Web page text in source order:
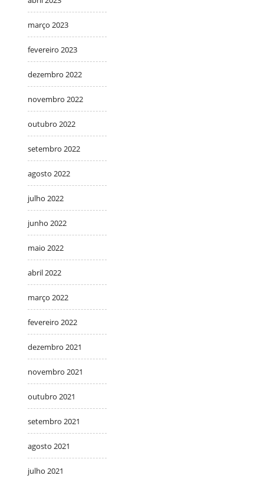
março 2023
fevereiro 2023
dezembro 2022
novembro 2022
outubro 2022
setembro 2022
agosto 2022
julho 2022
junho 2022
maio 2022
abril 2022
março 2022
fevereiro 2022
dezembro 2021
novembro 2021
outubro 2021
setembro 2021
agosto 2021
julho 2021